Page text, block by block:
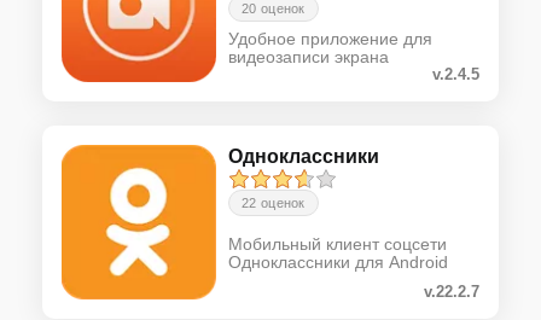
20 оценок
Удобное приложение для
видеозаписи экрана
v.2.4.5
Одноклассники
22 оценок
Мобильный клиент соцсети
Одноклассники для Android
v.22.2.7